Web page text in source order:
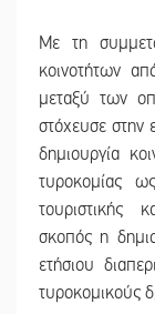
Με τη
κοινοτήτων
μεταξύ των
στόχευσε στην
δημιουργία
τυροκομίας
τουριστικής
σκοπός η
ετήσιου
τυροκομικούς